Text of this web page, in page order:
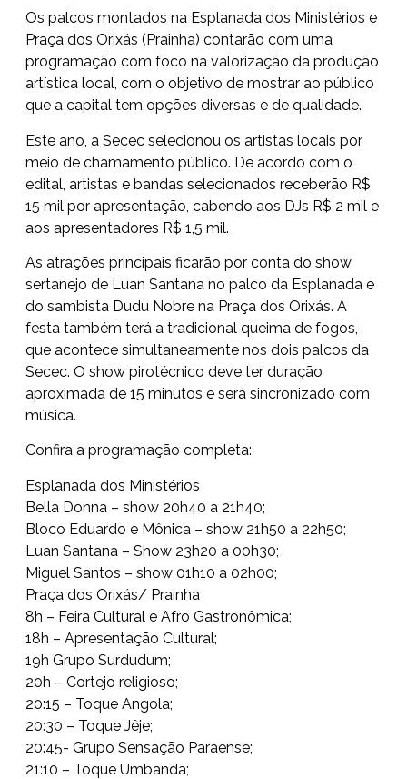
Os palcos montados na Esplanada dos Ministérios e
Praça dos Orixás (Prainha) contarão com uma
programação com foco na valorização da produção
artística local, com o objetivo de mostrar ao público
que a capital tem opções diversas e de qualidade.
Este ano, a Secec selecionou os artistas locais por
meio de chamamento público. De acordo com o
edital, artistas e bandas selecionados receberão R$
15 mil por apresentação, cabendo aos DJs R$ 2 mil e
aos apresentadores R$ 1,5 mil.
As atrações principais ficarão por conta do show
sertanejo de Luan Santana no palco da Esplanada e
do sambista Dudu Nobre na Praça dos Orixás. A
festa também terá a tradicional queima de fogos,
que acontece simultaneamente nos dois palcos da
Secec. O show pirotécnico deve ter duração
aproximada de 15 minutos e será sincronizado com
música.
Confira a programação completa:
Esplanada dos Ministérios
Bella Donna – show 20h40 a 21h40;
Bloco Eduardo e Mônica – show 21h50 a 22h50;
Luan Santana – Show 23h20 a 00h30;
Miguel Santos – show 01h10 a 02h00;
Praça dos Orixás/ Prainha
8h – Feira Cultural e Afro Gastronômica;
18h – Apresentação Cultural;
19h Grupo Surdudum;
20h – Cortejo religioso;
20:15 – Toque Angola;
20:30 – Toque Jêje;
20:45- Grupo Sensação Paraense;
21:10 – Toque Umbanda;